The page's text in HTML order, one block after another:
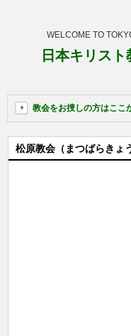
WELCOME TO
日本キリス
教会をお捜しの方はここ
松原教会（まつばらきょ